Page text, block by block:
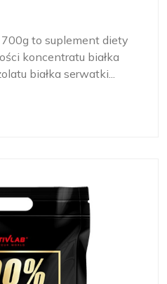
to suplement diety
koncentratu białka
białka serwatki...